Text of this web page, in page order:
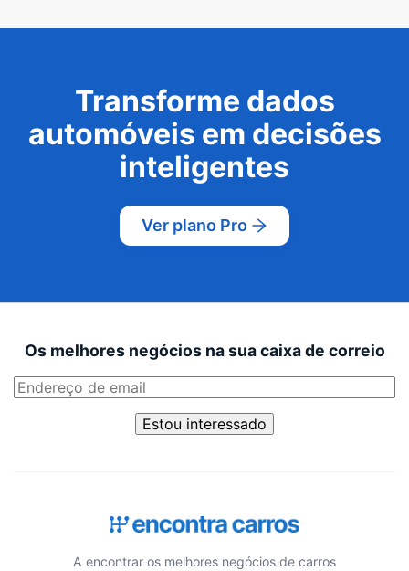
Transforme dados
automóveis em decisões
inteligentes
Ver plano Pro
Os melhores negócios na sua caixa de correio
Estou interessado
A encontrar os melhores negócios de carros